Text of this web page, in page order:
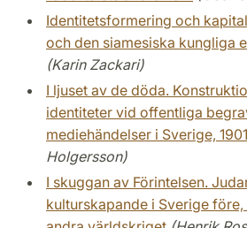
Identitetsformering och
och den siamesiska kungliga
(Karin Zackari)
I ljuset av de döda.
identiteter vid offentliga
mediehändelser i Sverige,
Holgersson)
I skuggan av Förintelsen.
kulturskapande i Sverige